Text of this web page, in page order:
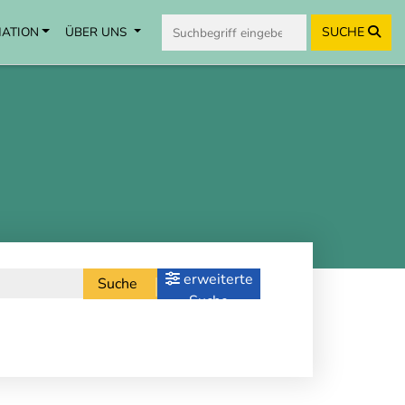
ÜBER UNS SUCHE
Suche
erweiterte
Suche